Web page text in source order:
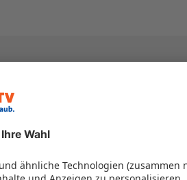
kombiniert werden – das spart